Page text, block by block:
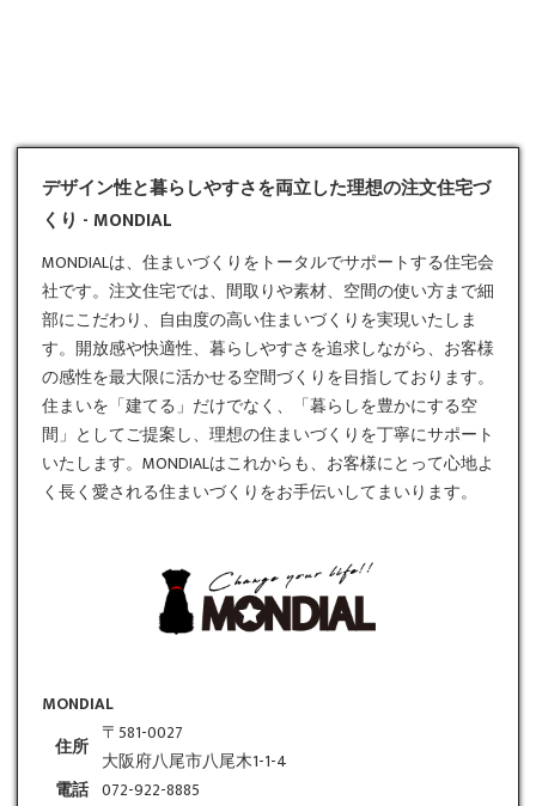
デザイン性と暮らしやすさを両立した理想の注文住宅づ
くり - MONDIAL
MONDIALは、住まいづくりをトータルでサポートする住宅会
社です。 注文住宅では、間取りや素材、空間の使い方まで細
部にこだわり、自由度の高い住まいづくりを実現いたしま
す。開放感や快適性、暮らしやすさを追求しながら、お客様
の感性を最大限に活かせる空間づくりを目指しております。
住まいを「建てる」だけでなく、「暮らしを豊かにする空
間」としてご提案し、理想の住まいづくりを丁寧にサポート
いたします。MONDIALはこれからも、お客様にとって心地よ
く長く愛される住まいづくりをお手伝いしてまいります。
MONDIAL
住所
〒581-0027
大阪府八尾市八尾木1-1-4
電話 072-922-8885